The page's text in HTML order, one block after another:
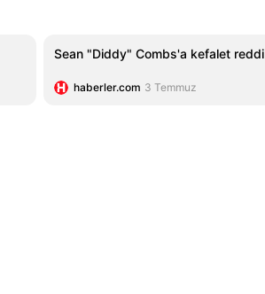
Sean "Diddy" Combs'a kefalet reddi
haberler.com 3 Temmuz